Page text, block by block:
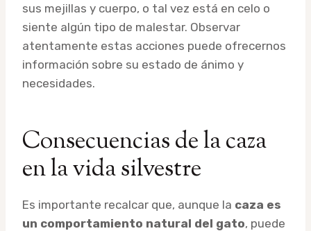
sus mejillas y cuerpo, o tal vez está en celo o
siente algún tipo de malestar. Observar
atentamente estas acciones puede ofrecernos
información sobre su estado de ánimo y
necesidades.
Consecuencias de la caza
en la vida silvestre
Es importante recalcar que, aunque la caza es
un comportamiento natural del gato, puede